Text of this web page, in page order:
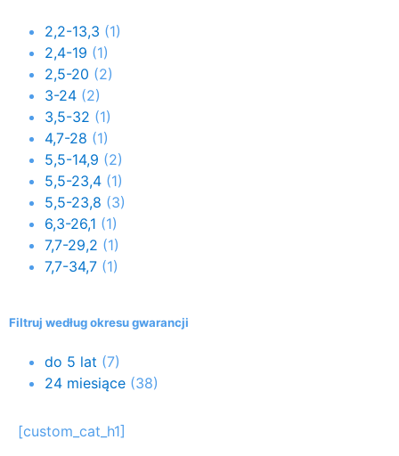
2,2-13,3 (1)
2,4-19 (1)
2,5-20 (2)
3-24 (2)
3,5-32 (1)
4,7-28 (1)
5,5-14,9 (2)
5,5-23,4 (1)
5,5-23,8 (3)
6,3-26,1 (1)
7,7-29,2 (1)
7,7-34,7 (1)
Filtruj według okresu gwarancji
do 5 lat (7)
24 miesiące (38)
[custom_cat_h1]